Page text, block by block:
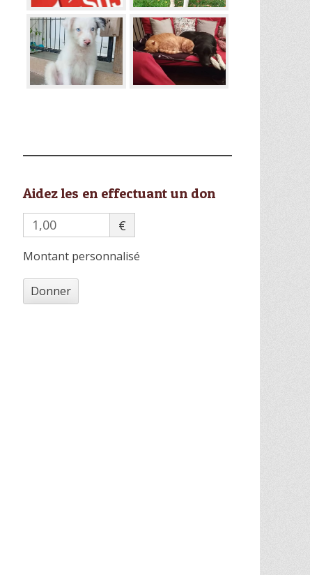
Aidez les en effectuant un don
€
Montant personnalisé
Donner